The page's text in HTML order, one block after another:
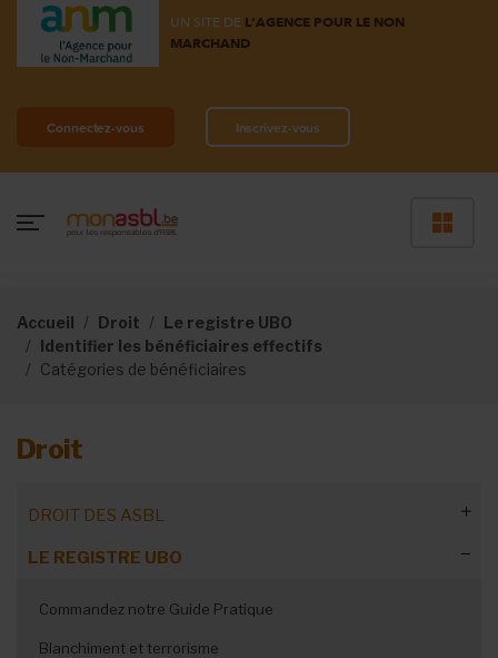
UN SITE DE L'AGENCE POUR LE NON
MARCHAND
Connectez-vous Inscrivez-vous
Accueil Droit
Le registre UBO
Identifier les bénéficiaires effectifs
Catégories de bénéficiaires
Droit
DROIT DES ASBL
5 réflexes juridiques indispensables
Transformation en société coopérative
Définition de l'ASBL
Activités commerciales
LE REGISTRE UBO
Commandez notre Guide Pratique
Blanchiment et terrorisme